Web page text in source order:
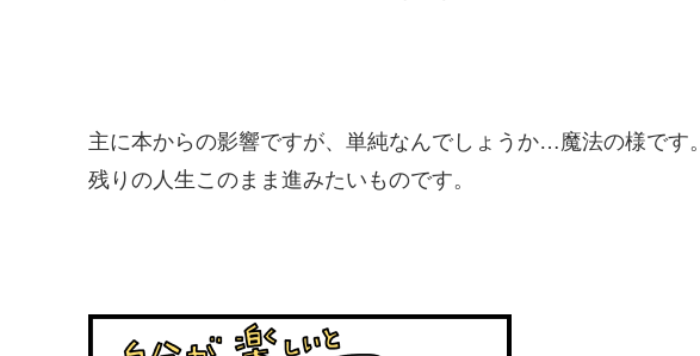
主に本からの影響ですが、単純なんでしょうか…魔法の様です。
残りの人生このまま進みたいものです。